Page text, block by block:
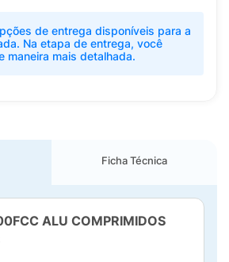
de entrega disponíveis para a
Na etapa de entrega, você
maneira mais detalhada.
Ficha Técnica
ALU COMPRIMIDOS